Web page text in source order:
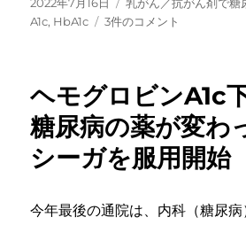
稿
テ
A1c, HbA1c
HbA1c
で
「1.1」
減
ら
せ
や
3件のコメント
ヘモグロビンA1c
糖尿病の薬が変わ
シーガを服用開始
今年最後の通院は、内科（糖尿病